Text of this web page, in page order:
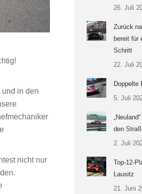
in den
nicht nur
26. Juli
Zurück
bereit für
Schritt
22. Juli
Doppelte
5. Juli
den
2. Juli
Top-12-
Lausitz
21. Juni